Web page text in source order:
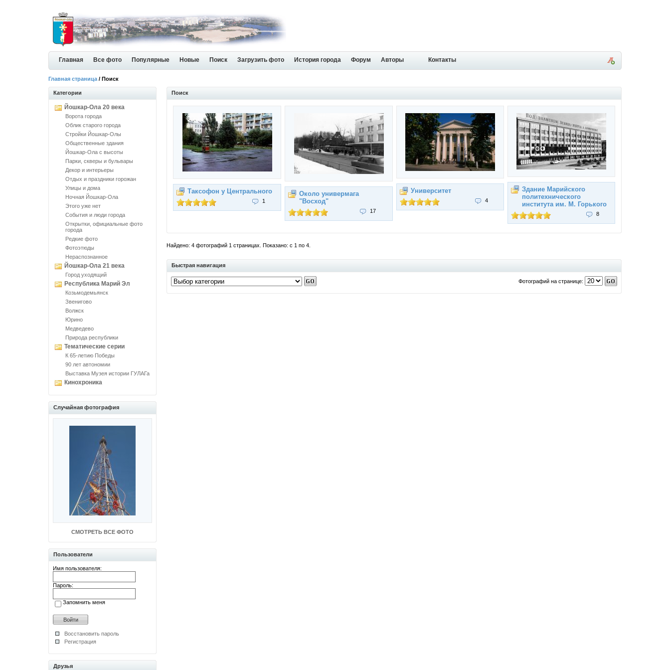
Главная Все фото Популярные Новые Поиск Загрузить фото История города Форум Авторы Контакты
Главная страница / Поиск
Категории
Йошкар-Ола 20 века
Ворота города
Облик старого города
Стройки Йошкар-Олы
Общественные здания
Йошкар-Ола с высоты
Парки, скверы и бульвары
Декор и интерьеры
Отдых и праздники горожан
Улицы и дома
Ночная Йошкар-Ола
Этого уже нет
События и люди города
Открытки, официальные фото
города
Редкие фото
Фотоэтюды
Нераспознанное
Йошкар-Ола 21 века
Город уходящий
Республика Марий Эл
Козьмодемьянск
Звенигово
Волжск
Юрино
Медведево
Природа республики
Тематические серии
К 65-летию Победы
90 лет автономии
Выставка Музея истории ГУЛАГа
Кинохроника
Случайная фотография
СМОТРЕТЬ ВСЕ ФОТО
Пользователи
Имя пользователя:
Пароль:
Запомнить меня
Восстановить пароль
Регистрация
Друзья
Поиск
Таксофон у Центрального
1
Около универмага
"Восход"
17
Университет
4
Здание Марийского
политехнического
института им. М. Горького
8
Найдено: 4 фотографий 1 страницах. Показано: с 1 по 4.
Быстрая навигация
Фотографий на странице: